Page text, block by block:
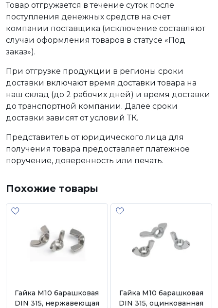
Товар отгружается в течение суток после
поступления денежных средств на счет
компании поставщика (исключение составляют
случаи оформления товаров в статусе «Под
заказ»).
При отгрузке продукции в регионы сроки
доставки включают время доставки товара на
наш склад (до 2 рабочих дней) и время доставки
до транспортной компании. Далее сроки
доставки зависят от условий ТК.
Представитель от юридического лица для
получения товара предоставляет платежное
поручение, доверенность или печать.
Похожие товары
Гайка М10 барашковая
DIN 315, нержавеющая
Гайка М10 барашковая
DIN 315, оцинкованная